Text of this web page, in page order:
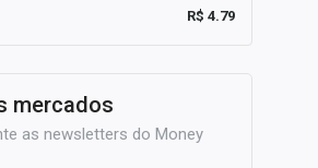
R$ 4.79
mercados
as newsletters do Money